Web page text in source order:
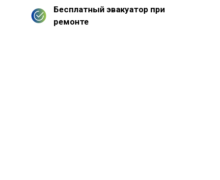
Бесплатный эвакуатор при
ремонте